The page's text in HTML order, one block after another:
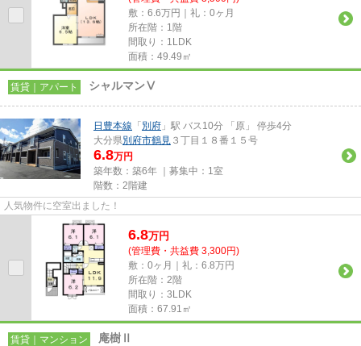
敷：6.6万円｜礼：0ヶ月
所在階：1階
間取り：1LDK
面積：49.49㎡
賃貸｜アパート シャルマンⅤ
日豊本線 「 別府 」駅 バス10分 「原」 停歩4分
大分県別府市鶴見 ３丁目１８番１５号
6.8万円
築年数：築6年 ｜募集中： 1室
階数：2階建
人気物件に空室出ました！
6.8万円
(管理費・共益費 3,300円)
敷：0ヶ月｜礼：6.8万円
所在階：2階
間取り：3LDK
面積：67.91㎡
賃貸｜マンション 庵樹Ⅱ